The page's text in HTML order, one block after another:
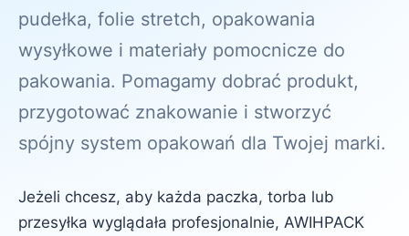
pudełka, folie stretch, opakowania
wysyłkowe i materiały pomocnicze do
pakowania. Pomagamy dobrać produkt,
przygotować znakowanie i stworzyć
spójny system opakowań dla Twojej marki.
Jeżeli chcesz, aby każda paczka, torba lub
przesyłka wyglądała profesjonalnie, AWIHPACK